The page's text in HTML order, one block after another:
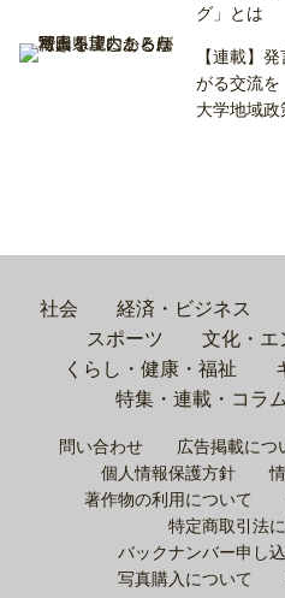
グ」とは
【連載】
がる交流
大学地域
社会 経済・ビジネス
スポーツ
文化・エ
くらし・健康・福祉
特集・連載・コラム
問い合わせ 広告掲載につ
個人情報保護方針
著作物の利用について
特定商取引法
バックナンバー申し
写真購入について